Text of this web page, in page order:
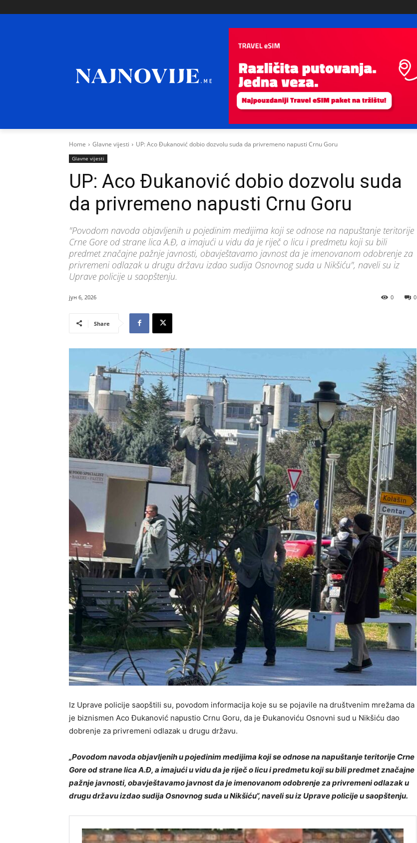
Home Glavne vijesti UP: Aco Đukanović dobio dozvolu suda da privremeno napusti Crnu Goru
Glavne vijesti
UP: Aco Đukanović dobio dozvolu suda
da privremeno napusti Crnu Goru
"Povodom navoda objavljenih u pojedinim medijima koji se odnose na napuštanje teritorije
Crne Gore od strane lica A.Đ, a imajući u vidu da je riječ o licu i predmetu koji su bili
predmet značajne pažnje javnosti, obavještavamo javnost da je imenovanom odobrenje za
privremeni odlazak u drugu državu izdao sudija Osnovnog suda u Nikšiću", naveli su iz
Uprave policije u saopštenju.
јун 6, 2026 0
0
Share
Iz Uprave policije saopštili su, povodom informacija koje su se pojavile na društvenim mrežama da
je biznismen Aco Đukanović napustio Crnu Goru, da je Đukanoviću Osnovni sud u Nikšiću dao
dobrenje za privremeni odlazak u drugu državu.
„Povodom navoda objavljenih u pojedinim medijima koji se odnose na napuštanje teritorije Crne
Gore od strane lica A.Đ, a imajući u vidu da je riječ o licu i predmetu koji su bili predmet značajne
pažnje javnosti, obavještavamo javnost da je imenovanom odobrenje za privremeni odlazak u
drugu državu izdao sudija Osnovnog suda u Nikšiću“, naveli su iz Uprave policije u saopštenju.